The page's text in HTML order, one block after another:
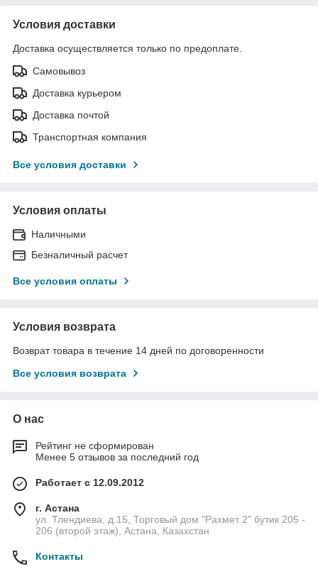
Условия доставки
Доставка осуществляется только по предоплате.
Самовывоз
Доставка курьером
Доставка почтой
Транспортная компания
Все условия доставки
Условия оплаты
Наличными
Безналичный расчет
Все условия оплаты
Условия возврата
Возврат товара в течение 14 дней по договоренности
Все условия возврата
О нас
Рейтинг не сформирован
Менее 5 отзывов за последний год
Работает с 12.09.2012
г. Астана
ул. Тлендиева, д.15, Торговый дом "Рахмет 2" бутик 205 -
206 (второй этаж), Астана, Казахстан
Контакты